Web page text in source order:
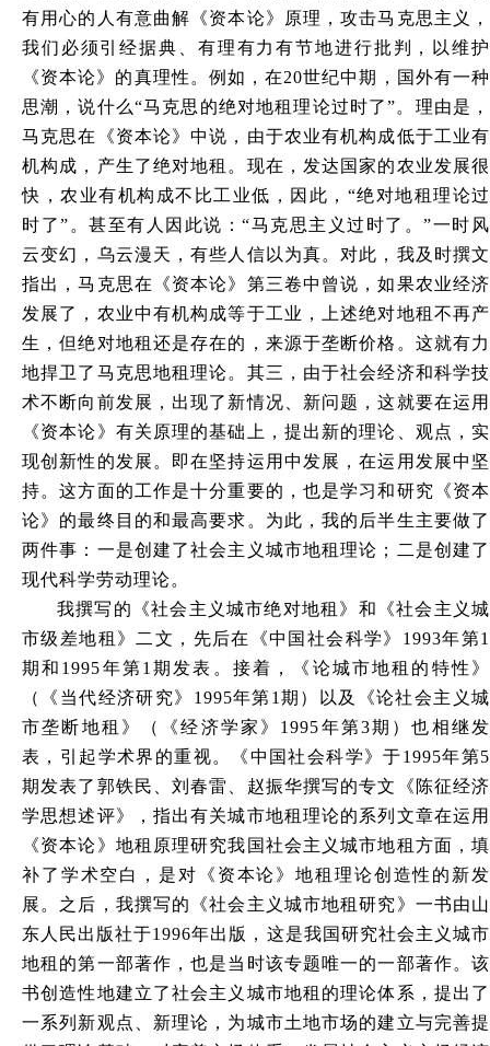
有用心的人有意曲解《资本论》原理，攻击马克思主义，
我们必须引经据典、有理有力有节地进行批判，以维护
《资本论》的真理性。例如，在20世纪中期，国外有一种
思潮，说什么“马克思的绝对地租理论过时了”。理由是，
马克思在《资本论》中说，由于农业有机构成低于工业有
机构成，产生了绝对地租。现在，发达国家的农业发展很
快，农业有机构成不比工业低，因此，“绝对地租理论过
时了”。甚至有人因此说：“马克思主义过时了。”一时风
云变幻，乌云漫天，有些人信以为真。对此，我及时撰文
指出，马克思在《资本论》第三卷中曾说，如果农业经济
发展了，农业中有机构成等于工业，上述绝对地租不再产
生，但绝对地租还是存在的，来源于垄断价格。这就有力
地捍卫了马克思地租理论。其三，由于社会经济和科学技
术不断向前发展，出现了新情况、新问题，这就要在运用
《资本论》有关原理的基础上，提出新的理论、观点，实
现创新性的发展。即在坚持运用中发展，在运用发展中坚
持。这方面的工作是十分重要的，也是学习和研究《资本
论》的最终目的和最高要求。为此，我的后半生主要做了
两件事：一是创建了社会主义城市地租理论；二是创建了
现代科学劳动理论。
我撰写的《社会主义城市绝对地租》和《社会主义城
市级差地租》二文，先后在《中国社会科学》1993年第1
期和1995年第1期发表。接着，《论城市地租的特性》
（《当代经济研究》1995年第1期）以及《论社会主义城
市垄断地租》（《经济学家》1995年第3期）也相继发
表，引起学术界的重视。《中国社会科学》于1995年第5
期发表了郭铁民、刘春雷、赵振华撰写的专文《陈征经济
学思想述评》，指出有关城市地租理论的系列文章在运用
《资本论》地租原理研究我国社会主义城市地租方面，填
补了学术空白，是对《资本论》地租理论创造性的新发
展。之后，我撰写的《社会主义城市地租研究》一书由山
东人民出版社于1996年出版，这是我国研究社会主义城市
地租的第一部著作，也是当时该专题唯一的一部著作。该
书创造性地建立了社会主义城市地租的理论体系，提出了
一系列新观点、新理论，为城市土地市场的建立与完善提